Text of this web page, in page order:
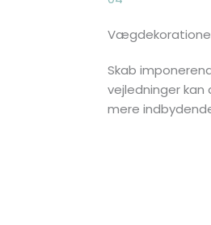
Skab
vejledninger
mere